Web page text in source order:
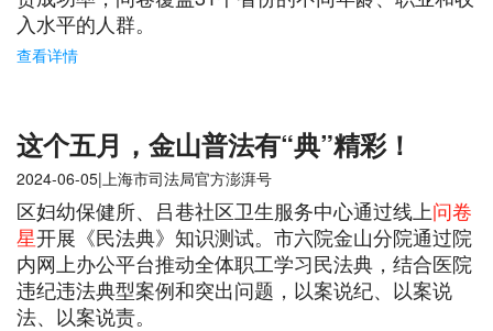
入水平的人群。
查看详情
这个五月，金山普法有“典”精彩！
2024-06-05|上海市司法局官方澎湃号
区妇幼保健所、吕巷社区卫生服务中心通过线上问卷
星开展《民法典》知识测试。市六院金山分院通过院
内网上办公平台推动全体职工学习民法典，结合医院
违纪违法典型案例和突出问题，以案说纪、以案说
法、以案说责。